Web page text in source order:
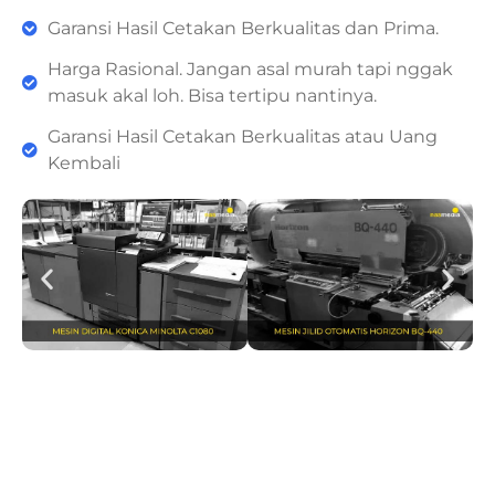
Garansi Hasil Cetakan Berkualitas dan Prima.
Harga Rasional. Jangan asal murah tapi nggak
masuk akal loh. Bisa tertipu nantinya.
Garansi Hasil Cetakan Berkualitas atau Uang
Kembali